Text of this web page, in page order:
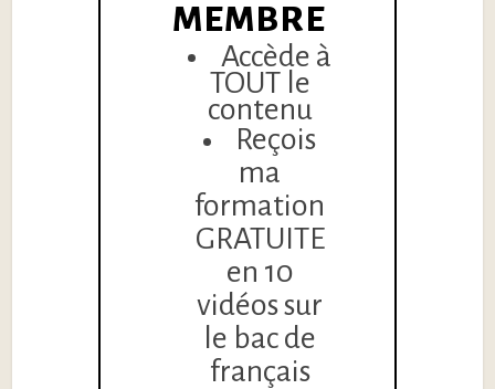
MEMBRE
Accède à
TOUT le
contenu
Reçois
ma
formation
GRATUITE
en 10
vidéos sur
le bac de
français